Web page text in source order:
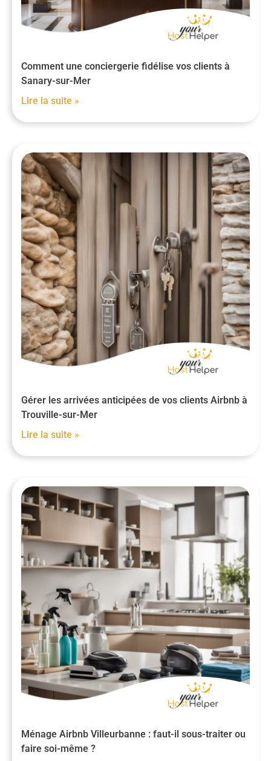
Comment une conciergerie fidélise vos clients à
Sanary-sur-Mer
Lire la suite »
Gérer les arrivées anticipées de vos clients Airbnb à
Trouville-sur-Mer
Lire la suite »
Ménage Airbnb Villeurbanne : faut-il sous-traiter ou
faire soi-même ?